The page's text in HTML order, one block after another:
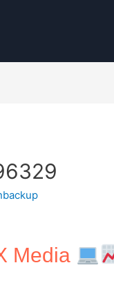
Media